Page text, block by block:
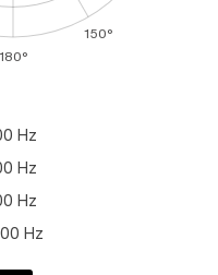
150°
180°
Hz
Hz
Hz
Hz